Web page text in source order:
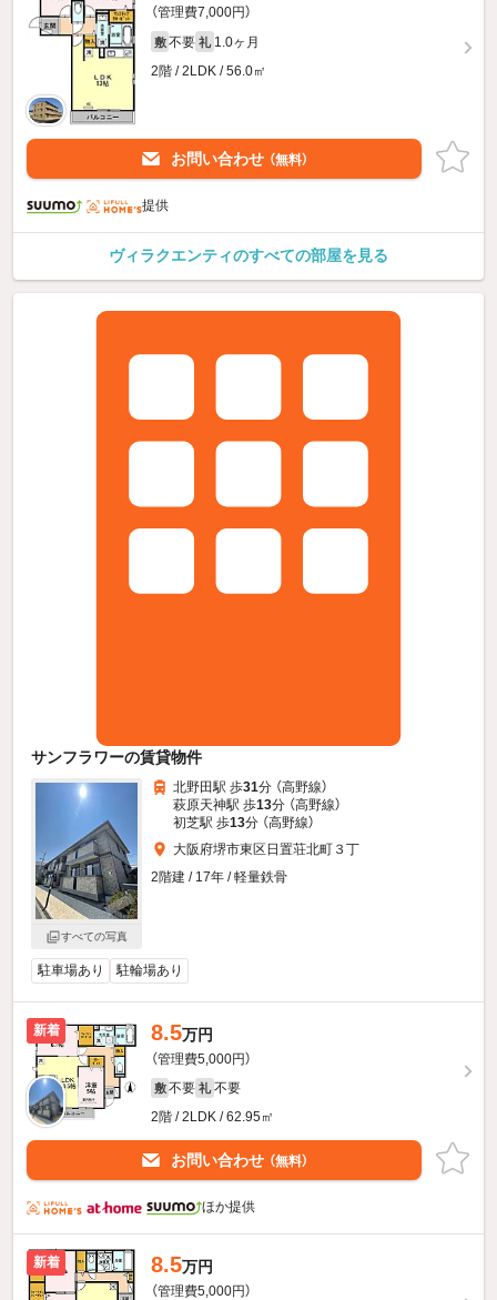
（管理費7,000円）
敷 不要 礼 1.0ヶ月
2階 / 2LDK / 56.0㎡
お問い合わせ （無料）
提供
ヴィラクエンティのすべての部屋を見る
サンフラワーの賃貸物件
すべての写真
北野田駅 歩31分 （高野線）
萩原天神駅 歩13分 （高野線）
初芝駅 歩13分 （高野線）
大阪府堺市東区日置荘北町３丁
2階建 / 17年 / 軽量鉄骨
駐車場あり 駐輪場あり
新着 8.5万円
（管理費5,000円）
敷 不要 礼 不要
2階 / 2LDK / 62.95㎡
お問い合わせ （無料）
ほか提供
新着 8.5万円
（管理費5,000円）